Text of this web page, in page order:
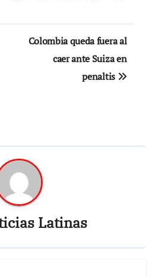
Colombia queda fuera al
caer ante Suiza en
penaltis
Latinas